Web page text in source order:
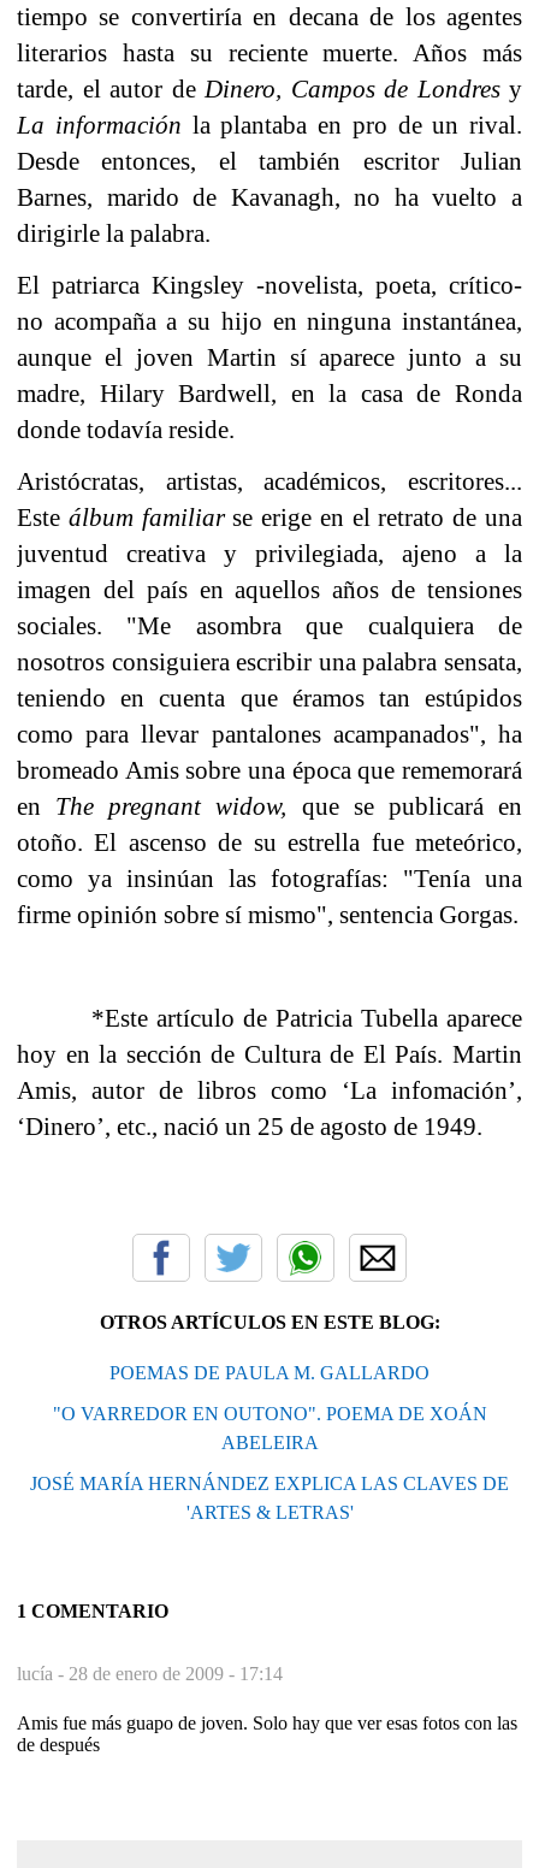
tiempo se convertiría en decana de los agentes
literarios hasta su reciente muerte. Años más
tarde, el autor de Dinero, Campos de Londresy
La información la plantaba en pro de un rival.
Desde entonces, el también escritor Julian
Barnes, marido de Kavanagh, no ha vuelto a
dirigirle la palabra.
El patriarca Kingsley -novelista, poeta, crítico-
no acompaña a su hijo en ninguna instantánea,
aunque el joven Martin sí aparece junto a su
madre, Hilary Bardwell, en la casa de Ronda
donde todavía reside.
Aristócratas, artistas, académicos, escritores...
Este álbum familiarse erige en el retrato de una
juventud creativa y privilegiada, ajeno a la
imagen del país en aquellos años de tensiones
sociales. "Me asombra que cualquiera de
nosotros consiguiera escribir una palabra sensata,
teniendo en cuenta que éramos tan estúpidos
como para llevar pantalones acampanados", ha
bromeado Amis sobre una época que rememorará
en The pregnant widow, que se publicará en
otoño. El ascenso de su estrella fue meteórico,
como ya insinúan las fotografías: "Tenía una
firme opinión sobre sí mismo", sentencia Gorgas.
*Este artículo de Patricia Tubella aparece
hoy en la sección de Cultura de El País. Martin
Amis, autor de libros como ‘La infomación’,
‘Dinero’, etc., nació un 25 de agosto de 1949.
OTROS ARTÍCULOS EN ESTE BLOG:
POEMAS DE PAULA M. GALLARDO
"O VARREDOR EN OUTONO". POEMA DE XOÁN
ABELEIRA
JOSÉ MARÍA HERNÁNDEZ EXPLICA LAS CLAVES DE
'ARTES & LETRAS'
1 COMENTARIO
lucía - 28 de enero de 2009 - 17:14
Amis fue más guapo de joven. Solo hay que ver esas fotos con las
de después